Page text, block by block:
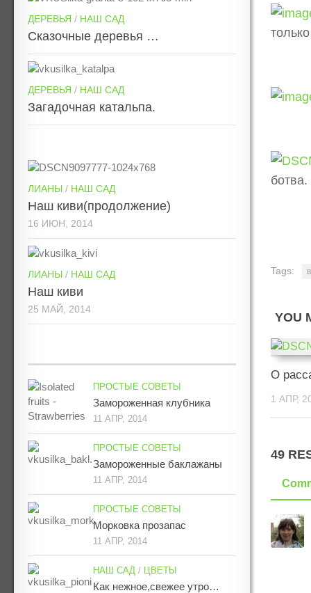
ботва.
Tags:
YOU
О
1 АПР,
49
ДЕРЕВЬЯ / НАШ САД
Сказочные деревья …
ДЕРЕВЬЯ / НАШ САД
Загадочная катальпа.
ЛИАНЫ / НАШ САД
Наш киви(продолжение)
16 ИЮН, 2014
ЛИАНЫ / НАШ САД
Наш киви
25 МАЙ, 2014
ПРОСТЫЕ СОВЕТЫ
Замороженная клубника
11 АПР, 2014
ПРОСТЫЕ СОВЕТЫ
Замороженные баклажаны
11 АПР, 2014
ПРОСТЫЕ СОВЕТЫ
Морковка прозапас
11 АПР, 2014
НАШ САД / ЦВЕТЫ
Как нежное,свежее утро…